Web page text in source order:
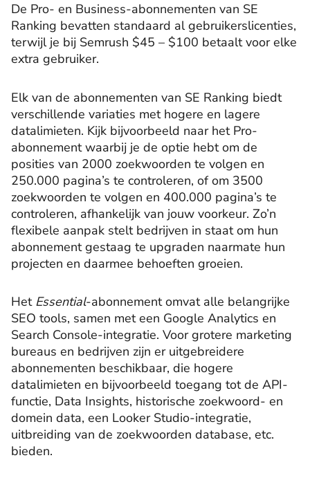
De Pro- en Business-abonnementen van SE
Ranking bevatten standaard al gebruikerslicenties,
terwijl je bij Semrush $45 – $100 betaalt voor elke
extra gebruiker.
Elk van de abonnementen van SE Ranking biedt
verschillende variaties met hogere en lagere
datalimieten. Kijk bijvoorbeeld naar het Pro-
abonnement waarbij je de optie hebt om de
posities van 2000 zoekwoorden te volgen en
250.000 pagina’s te controleren, of om 3500
zoekwoorden te volgen en 400.000 pagina’s te
controleren, afhankelijk van jouw voorkeur. Zo’n
flexibele aanpak stelt bedrijven in staat om hun
abonnement gestaag te upgraden naarmate hun
projecten en daarmee behoeften groeien.
Het Essential-abonnement omvat alle belangrijke
SEO tools, samen met een Google Analytics en
Search Console-integratie. Voor grotere marketing
bureaus en bedrijven zijn er uitgebreidere
abonnementen beschikbaar, die hogere
datalimieten en bijvoorbeeld toegang tot de API-
functie, Data Insights, historische zoekwoord- en
domein data, een Looker Studio-integratie,
uitbreiding van de zoekwoorden database, etc.
bieden.